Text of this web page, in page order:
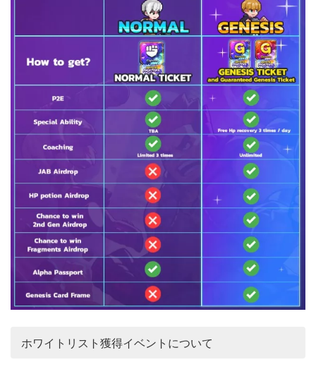
ホワイトリスト獲得イベントについて